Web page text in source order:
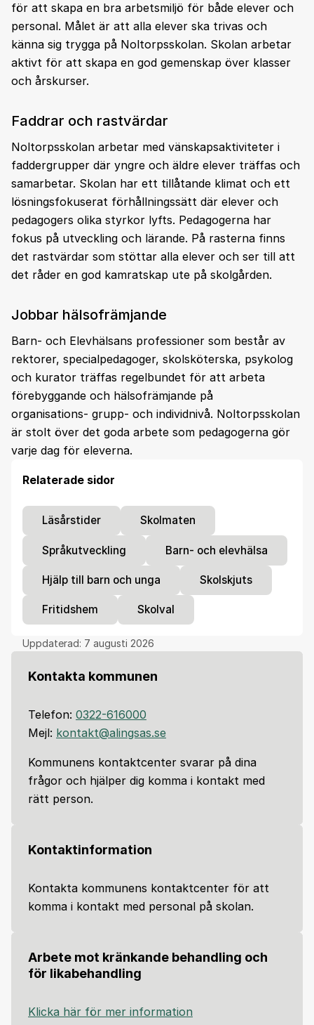
för att skapa en bra arbetsmiljö för både elever och
personal. Målet är att alla elever ska trivas och
känna sig trygga på Noltorpsskolan. Skolan arbetar
aktivt för att skapa en god gemenskap över klasser
och årskurser.
Faddrar och rastvärdar
Noltorpsskolan arbetar med vänskapsaktiviteter i
faddergrupper där yngre och äldre elever träffas och
samarbetar. Skolan har ett tillåtande klimat och ett
lösningsfokuserat förhållningssätt där elever och
pedagogers olika styrkor lyfts. Pedagogerna har
fokus på utveckling och lärande. På rasterna finns
det rastvärdar som stöttar alla elever och ser till att
det råder en god kamratskap ute på skolgården.
Jobbar hälsofrämjande
Barn- och Elevhälsans professioner som består av
rektorer, specialpedagoger, skolsköterska, psykolog
och kurator träffas regelbundet för att arbeta
förebyggande och hälsofrämjande på
organisations- grupp- och individnivå. Noltorpsskolan
är stolt över det goda arbete som pedagogerna gör
varje dag för eleverna.
Relaterade sidor
Läsårstider Skolmaten
Språkutveckling Barn- och elevhälsa
Hjälp till barn och unga Skolskjuts
Fritidshem Skolval
Uppdaterad: 7 augusti 2026
Kontakta kommunen
Telefon: 0322-616000
Mejl: kontakt@alingsas.se
Kommunens kontaktcenter svarar på dina
frågor och hjälper dig komma i kontakt med
rätt person.
Kontaktinformation
Kontakta kommunens kontaktcenter för att
komma i kontakt med personal på skolan.
Arbete mot kränkande behandling och
för likabehandling
Klicka här för mer information